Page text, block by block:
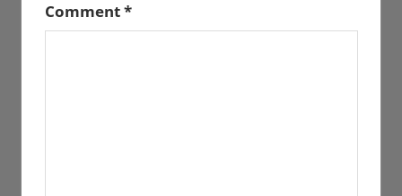
Comment*